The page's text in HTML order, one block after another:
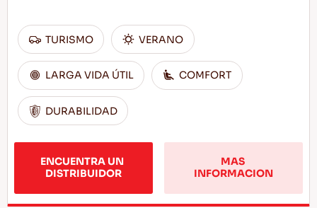
TURISMO VERANO
LARGA VIDA ÚTIL COMFORT
DURABILIDAD
ENCUENTRA UN
DISTRIBUIDOR
MAS
INFORMACION